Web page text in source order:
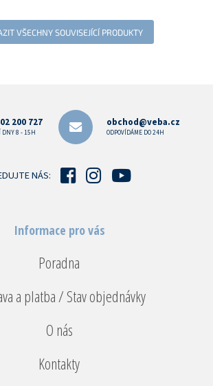
VŠECHNY SOUVISEJÍCÍ PRODUKTY
200 727
DNY 8 - 15H
obchod@veba.cz
ODPOVÍDÁME DO 24H
NÁS:
Informace pro vás
Poradna
a platba / Stav objednávky
O nás
Kontakty